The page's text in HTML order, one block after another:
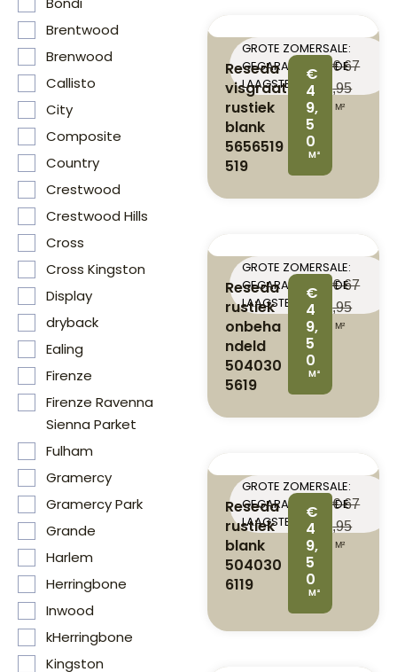
Brentwood
Brenwood
Callisto
City
Composite
Country
Crestwood
Crestwood Hills
Cross
Cross Kingston
Display
dryback
Ealing
Firenze
Firenze Ravenna
Sienna Parket
Fulham
Gramercy
Gramercy Park
Grande
Harlem
Herringbone
Inwood
kHerringbone
Kingston
GROTE ZOMERSALE:
GEGARANDEERD DE
LAAGSTE PRIJS
Reseda
visgraat
rustiek
blank
5656519
519
€
4
9,
5
0
M²
€67
,95
M²
GROTE ZOMERSALE:
GEGARANDEERD DE
LAAGSTE PRIJS
Reseda
rustiek
onbeha
ndeld
504030
5619
€
4
9,
5
0
M²
€67
,95
M²
GROTE ZOMERSALE:
GEGARANDEERD DE
LAAGSTE PRIJS
Reseda
rustiek
blank
504030
6119
€
4
9,
5
0
M²
€67
,95
M²